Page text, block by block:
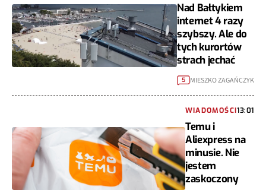
Nad Bałtykiem
internet 4 razy
szybszy. Ale do
tych kurortów
strach jechać
5 MIESZKO ZAGAŃCZYK
WIADOMOŚCI13:01
Temu i
Aliexpress na
minusie. Nie
jestem
zaskoczony